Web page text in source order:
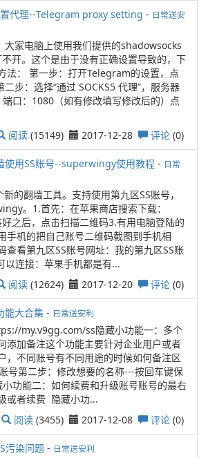
代理--Telegram proxy setting - 日常送安
家电脑上使用我们提供的shadowsocks
开。这个是由于没有正确设置导致的，下
法： 第一步：打开Telegram的设置，点
二步：选择“通过 SOCKS5 代理”，服务器
口：1080（如有修改填写修改后的）点
阅读 (15149) 2017-12-28 评论 (0)
使用SS账号--superwingy使用教程 - 日常
的翻墙工具。支持使用第九区SS账号，
。1.首先：在苹果商店搜索下载：
之后，点击扫描二维码3.有用电脑登陆的
手机的把自己账号二维码截图到手机相
查看第九区SS账号网址：我的第九区SS账
以连接：苹果手机都是有...
阅读 (12624) 2017-12-20 评论 (0)
能大合集 - 日常送安利
my.v9gg.com/ss隐藏小功能一：多个
添加备注这个功能主要针对企业用户或者
，不同账号有不同用途的时候如何备注区
号第二步：修改想要的名称---按回车键保
功能二：如何续费和升级账号账号的最右
或者续费 隐藏小功...
阅读 (3455) 2017-12-08 评论 (0)
污染问题 - 日常送安利